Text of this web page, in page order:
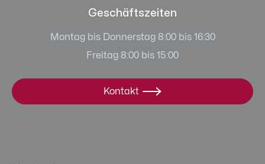
Geschäftszeiten
Montag bis Donnerstag 8:00 bis 16:30
Freitag 8:00 bis 15:00
Kontakt 